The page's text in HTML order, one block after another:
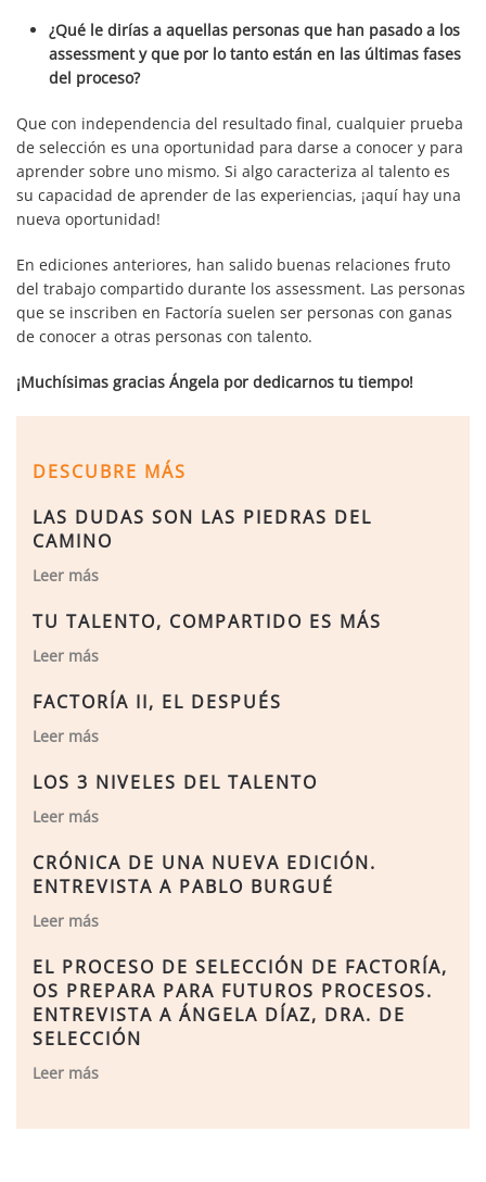
¿Qué le dirías a aquellas personas que han pasado a los
assessment y que por lo tanto están en las últimas fases
del proceso?
Que con independencia del resultado final, cualquier prueba
de selección es una oportunidad para darse a conocer y para
aprender sobre uno mismo. Si algo caracteriza al talento es
su capacidad de aprender de las experiencias, ¡aquí hay una
nueva oportunidad!
En ediciones anteriores, han salido buenas relaciones fruto
del trabajo compartido durante los assessment. Las personas
que se inscriben en Factoría suelen ser personas con ganas
de conocer a otras personas con talento.
¡Muchísimas gracias Ángela por dedicarnos tu tiempo!
DESCUBRE MÁS
LAS DUDAS SON LAS PIEDRAS DEL
CAMINO
Leer más
TU TALENTO, COMPARTIDO ES MÁS
Leer más
FACTORÍA II, EL DESPUÉS
Leer más
LOS 3 NIVELES DEL TALENTO
Leer más
CRÓNICA DE UNA NUEVA EDICIÓN.
ENTREVISTA A PABLO BURGUÉ
Leer más
EL PROCESO DE SELECCIÓN DE FACTORÍA,
OS PREPARA PARA FUTUROS PROCESOS.
ENTREVISTA A ÁNGELA DÍAZ, DRA. DE
SELECCIÓN
Leer más